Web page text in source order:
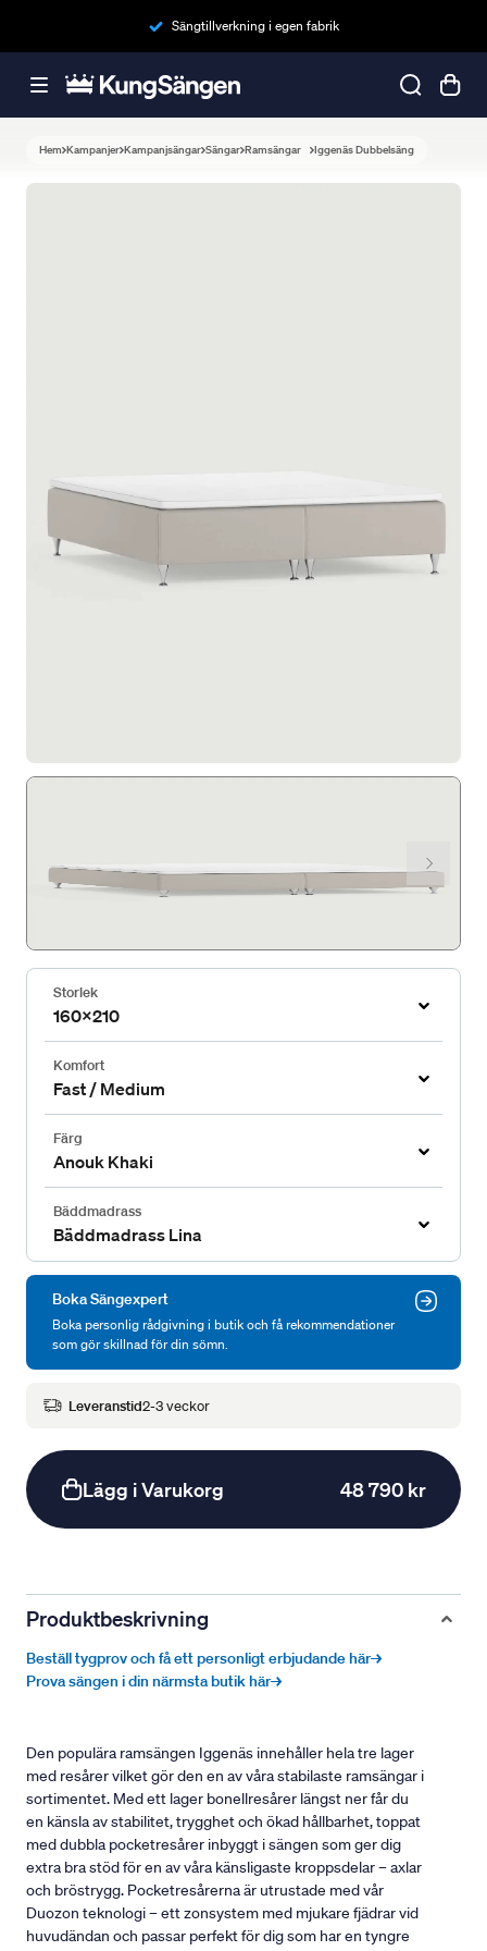
Sängtillverkning i egen fabrik
Hem Kampanjer Kampanjsängar Sängar Ramsängar Iggenäs Dubbelsäng
Storlek
160x210
Komfort
Fast / Medium
Färg
Anouk Khaki
Bäddmadrass
Bäddmadrass Lina
Boka Sängexpert
Boka personlig rådgivning i butik och få rekommendationer
som gör skillnad för din sömn.
Leveranstid2-3 veckor
Lägg i Varukorg 48 790 kr
Produktbeskrivning
Beställ tygprov och få ett personligt erbjudande här→
Prova sängen i din närmsta butik här→
Den populära ramsängen Iggenäs innehåller hela tre lager
med resårer vilket gör den en av våra stabilaste ramsängar i
sortimentet. Med ett lager bonellresårer längst ner får du
en känsla av stabilitet, trygghet och ökad hållbarhet, toppat
med dubbla pocketresårer inbyggt i sängen som ger dig
extra bra stöd för en av våra känsligaste kroppsdelar – axlar
och bröstrygg. Pocketresårerna är utrustade med vår
Duozon teknologi – ett zonsystem med mjukare fjädrar vid
huvudändan och passar perfekt för dig som har en tyngre